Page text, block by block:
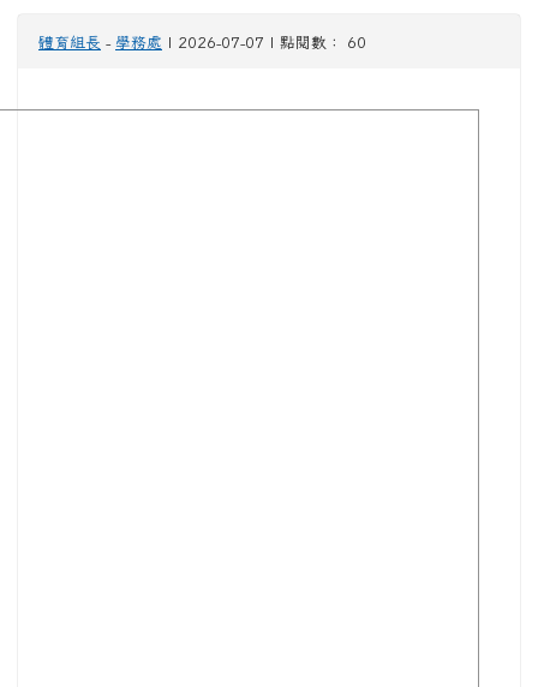
體育組長 - 學務處 | 2026-07-07 | 點閱數： 60